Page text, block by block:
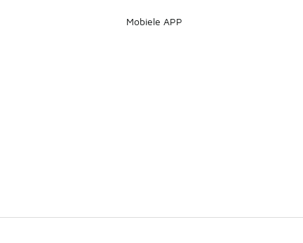
Mobiele APP